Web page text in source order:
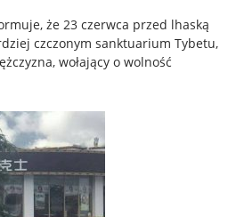
że 23 czerwca przed lhaską
czczonym sanktuarium Tybetu,
wołający o wolność